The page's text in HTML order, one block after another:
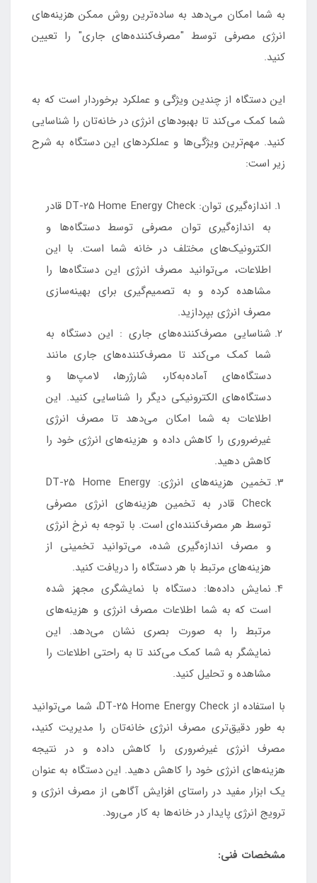
به شما امکان می‌دهد به ساده‌ترین روش ممکن هزینه‌های
انرژی مصرفی توسط "مصرف‌کننده‌های جاری" را تعیین
کنید.
این دستگاه از چندین ویژگی و عملکرد برخوردار است که به
شما کمک می‌کند تا بهبود‌های انرژی در خانه‌تان را شناسایی
کنید. مهم‌ترین ویژگی‌ها و عملکردهای این دستگاه به شرح
زیر است:
اندازه‌گیری توان: DT-25 Home Energy Check قادر
به اندازه‌گیری توان مصرفی توسط دستگاه‌ها و
الکترونیک‌های مختلف در خانه شما است. با این
اطلاعات، می‌توانید مصرف انرژی این دستگاه‌ها را
مشاهده کرده و به تصمیم‌گیری برای بهینه‌سازی
مصرف انرژی بپردازید.
شناسایی مصرف‌کننده‌های جاری : این دستگاه به
شما کمک می‌کند تا مصرف‌کننده‌های جاری مانند
دستگاه‌های آماده‌به‌کار، شارژرها، لامپ‌ها و
دستگاه‌های الکترونیکی دیگر را شناسایی کنید. این
اطلاعات به شما امکان می‌دهد تا مصرف انرژی
غیرضروری را کاهش داده و هزینه‌های انرژی خود را
کاهش دهید.
تخمین هزینه‌های انرژی: DT-25 Home Energy
Check قادر به تخمین هزینه‌های انرژی مصرفی
توسط هر مصرف‌کننده‌ای است. با توجه به نرخ انرژی
و مصرف اندازه‌گیری شده، می‌توانید تخمینی از
هزینه‌های مرتبط با هر دستگاه را دریافت کنید.
نمایش داده‌ها: دستگاه با نمایشگری مجهز شده
است که به شما اطلاعات مصرف انرژی و هزینه‌های
مرتبط را به صورت بصری نشان می‌دهد. این
نمایشگر به شما کمک می‌کند تا به راحتی اطلاعات را
مشاهده و تحلیل کنید.
با استفاده از DT-25 Home Energy Check، شما می‌توانید
به طور دقیق‌تری مصرف انرژی خانه‌تان را مدیریت کنید،
مصرف انرژی غیرضروری را کاهش داده و در نتیجه
هزینه‌های انرژی خود را کاهش دهید. این دستگاه به عنوان
یک ابزار مفید در راستای افزایش آگاهی از مصرف انرژی و
ترویج انرژی پایدار در خانه‌ها به کار می‌رود.
مشخصات فنی: